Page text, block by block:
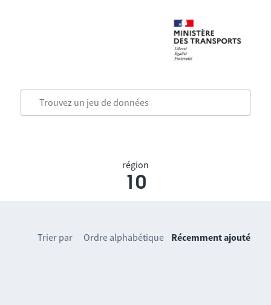
région
10
Trier par Ordre alphabétique Récemment ajouté